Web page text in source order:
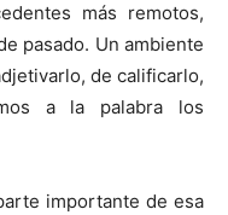
más remotos,
pasado. Un ambiente
de calificarlo,
a la palabra los
importante de esa